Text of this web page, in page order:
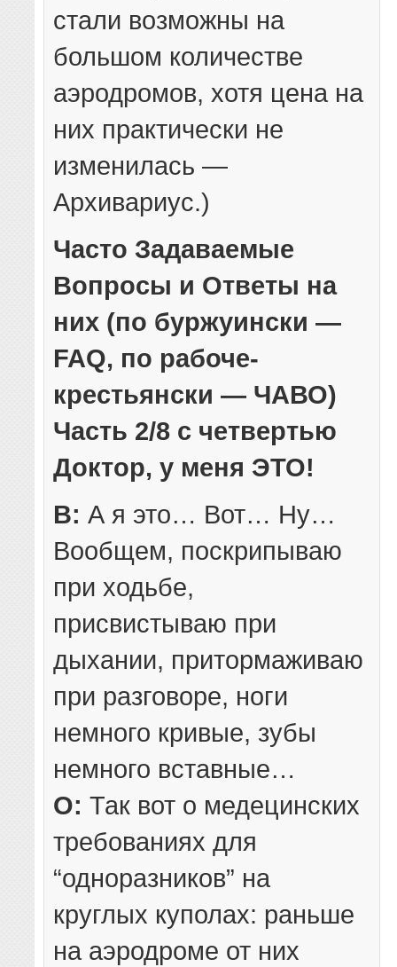
стали возможны на
большом количестве
аэродромов, хотя цена на
них практически не
изменилась —
Архивариус.)
Часто Задаваемые
Вопросы и Ответы на
них (по буржуински —
FAQ, по рабоче-
крестьянски — ЧАВО)
Часть 2/8 с четвертью
Доктор, у меня ЭТО!
В: А я это… Вот… Ну…
Вообщем, поскрипываю
при ходьбе,
присвистываю при
дыхании, притормаживаю
при разговоре, ноги
немного кривые, зубы
немного вставные…
О: Так вот о медецинских
требованиях для
“одноразников” на
круглых куполах: раньше
на аэродроме от них